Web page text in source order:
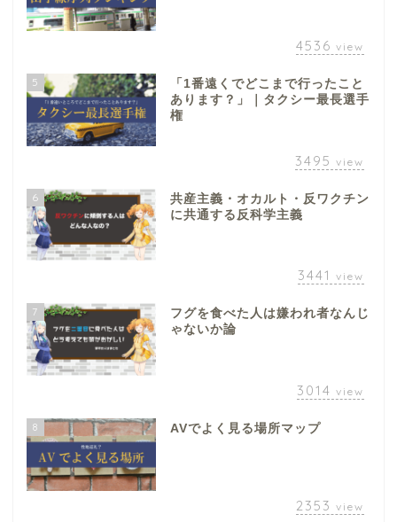
4536 view
5
「1番遠くでどこまで行ったこと
あります？」｜タクシー最長選手
権
3495 view
6
共産主義・オカルト・反ワクチン
に共通する反科学主義
3441 view
7
フグを食べた人は嫌われ者なんじ
ゃないか論
3014 view
8 AVでよく見る場所マップ
2353 view